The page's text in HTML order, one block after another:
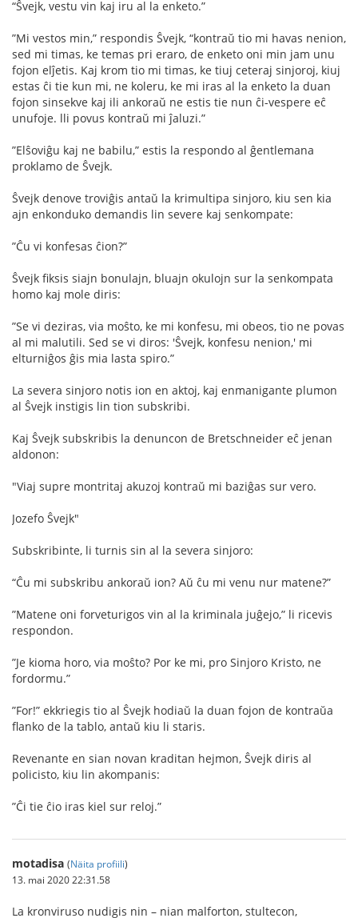
“Ŝvejk, vestu vin kaj iru al la enketo.”
”Mi vestos min,” respondis Ŝvejk, “kontraŭ tio mi havas nenion,
sed mi timas, ke temas pri eraro, de enketo oni min jam unu
fojon elĵetis. Kaj krom tio mi timas, ke tiuj ceteraj sinjoroj, kiuj
estas ĉi tie kun mi, ne koleru, ke mi iras al la enketo la duan
fojon sinsekve kaj ili ankoraŭ ne estis tie nun ĉi-vespere eĉ
unufoje. lli povus kontraŭ mi ĵaluzi.”
”Elŝoviĝu kaj ne babilu,” estis la respondo al ĝentlemana
proklamo de Ŝvejk.
Ŝvejk denove troviĝis antaŭ la krimultipa sinjoro, kiu sen kia
ajn enkonduko demandis lin severe kaj senkompate:
”Ĉu vi konfesas ĉion?”
Ŝvejk ﬁksis siajn bonulajn, bluajn okulojn sur la senkompata
homo kaj mole diris:
”Se vi deziras, via moŝto, ke mi konfesu, mi obeos, tio ne povas
al mi malutili. Sed se vi diros: 'Ŝvejk, konfesu nenion,' mi
elturniĝos ĝis mia lasta spiro.”
La severa sinjoro notis ion en aktoj, kaj enmanigante plumon
al Ŝvejk instigis lin tion subskribi.
Kaj Ŝvejk subskribis la denuncon de Bretschneider eĉ jenan
aldonon:
"Viaj supre montritaj akuzoj kontraŭ mi baziĝas sur vero.
Jozefo Ŝvejk"
Subskribinte, li turnis sin al la severa sinjoro:
“Ĉu mi subskribu ankoraŭ ion? Aŭ ĉu mi venu nur matene?”
”Matene oni forveturigos vin al la kriminala juĝejo,” li ricevis
respondon.
”Je kioma horo, via moŝto? Por ke mi, pro Sinjoro Kristo, ne
fordormu.”
”For!” ekkriegis tio al Ŝvejk hodiaŭ la duan fojon de kontraŭa
ﬂanko de la tablo, antaŭ kiu li staris.
Revenante en sian novan kraditan hejmon, Ŝvejk diris al
policisto, kiu lin akompanis:
”Ĉi tie ĉio iras kiel sur reloj.”
motadisa (Näita profiili)
13. mai 2020 22:31.58
La kronviruso nudigis nin – nian malforton, stultecon,